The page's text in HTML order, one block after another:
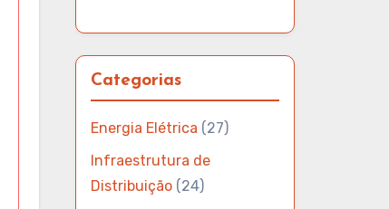
Categorias
Energia Elétrica (27)
Infraestrutura de
Distribuição (24)